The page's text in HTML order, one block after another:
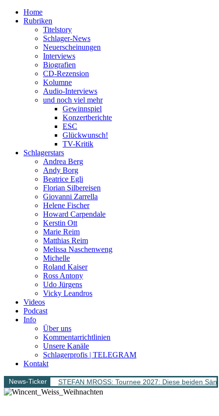
Home
Rubriken
Titelstory
Schlager-News
Neuerscheinungen
Interviews
Biografien
CD-Rezension
Kolumne
Audio-Interviews
und noch viel mehr
Gewinnspiel
Konzertberichte
ESC
Glückwunsch!
TV-Kritik
Schlagerstars
Andrea Berg
Andy Borg
Beatrice Egli
Florian Silbereisen
Giovanni Zarrella
Helene Fischer
Howard Carpendale
Kerstin Ott
Marie Reim
Matthias Reim
Melissa Naschenweng
Michelle
Roland Kaiser
Ross Antony
Udo Jürgens
Vicky Leandros
Videos
Podcast
Info
Über uns
Kommentarrichtlinien
Unsere Kanäle
Schlagerprofis | TELEGRAM
Kontakt
News-Ticker STEFAN MROSS: Tournee 2027: Diese beiden